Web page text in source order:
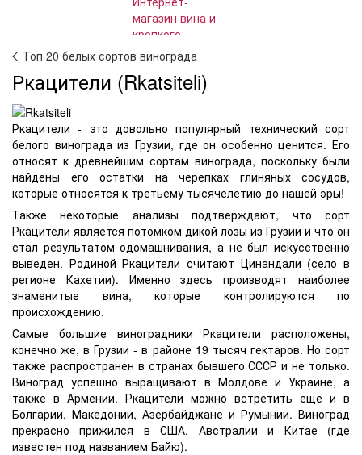
Топ 20 белых сортов винограда
Ркацители (Rkatsiteli)
Ркацители - это довольно популярный технический сорт
белого винограда из Грузии, где он особенно ценится. Его
относят к древнейшим сортам винограда, поскольку были
найдены его остатки на черепках глиняных сосудов,
которые относятся к третьему тысячелетию до нашей эры!
Также некоторые анализы подтверждают, что сорт
Ркацители является потомком дикой лозы из Грузии и что он
стал результатом одомашнивания, а не был искусственно
выведен. Родиной Ркацители считают Цинандали (село в
регионе Кахетии). Именно здесь производят наиболее
знаменитые вина, которые контролируются по
происхождению.
Самые большие виноградники Ркацители расположены,
конечно же, в Грузии - в районе 19 тысяч гектаров. Но сорт
также распространен в странах бывшего СССР и не только.
Виноград успешно выращивают в Молдове и Украине, а
также в Армении. Ркацители можно встретить еще и в
Болгарии, Македонии, Азербайджане и Румынии. Виноград
прекрасно прижился в США, Австралии и Китае (где
известен под названием Байю).